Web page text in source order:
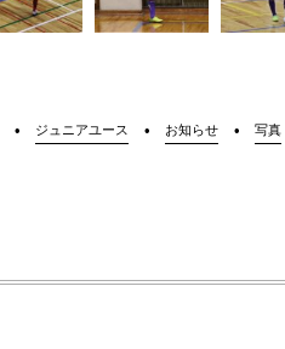
ジュニアユース お知らせ 写真